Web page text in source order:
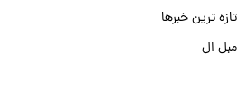
تازه ترین خبرها
مبل ال